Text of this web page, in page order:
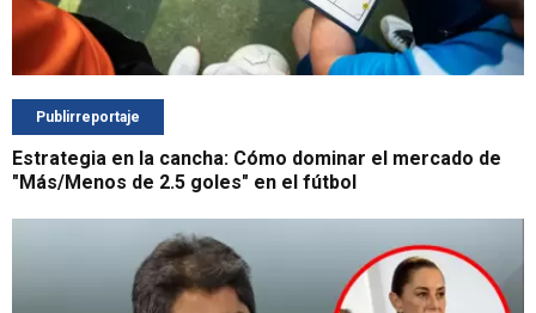
Publirreportaje
Estrategia en la cancha: Cómo dominar el mercado de
"Más/Menos de 2.5 goles" en el fútbol